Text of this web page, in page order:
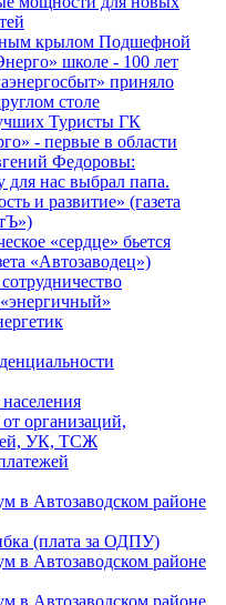
крылом Подшефной
школе - 100 лет
приняло
столе
Туристы ГК
- первые в области
Федоровы:
для нас выбрал папа.
и развитие» (газета
«сердце» бьется
«Автозаводец»)
организаций,
УК, ТСЖ
Автозаводском районе
(плата за ОДПУ)
Автозаводском районе